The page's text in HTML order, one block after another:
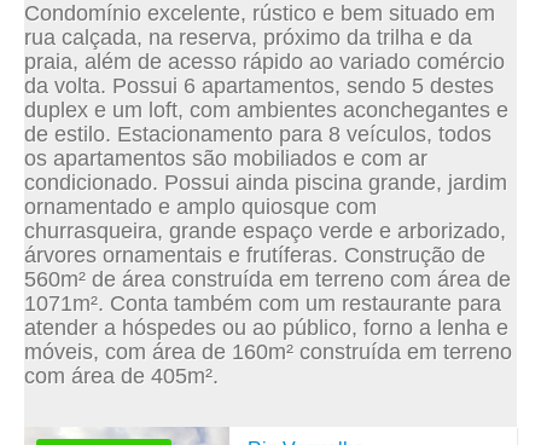
Condomínio excelente, rústico e bem situado em
rua calçada, na reserva, próximo da trilha e da
praia, além de acesso rápido ao variado comércio
da volta. Possui 6 apartamentos, sendo 5 destes
duplex e um loft, com ambientes aconchegantes e
de estilo. Estacionamento para 8 veículos, todos
os apartamentos são mobiliados e com ar
condicionado. Possui ainda piscina grande, jardim
ornamentado e amplo quiosque com
churrasqueira, grande espaço verde e arborizado,
árvores ornamentais e frutíferas. Construção de
560m² de área construída em terreno com área de
1071m². Conta também com um restaurante para
atender a hóspedes ou ao público, forno a lenha e
móveis, com área de 160m² construída em terreno
com área de 405m².